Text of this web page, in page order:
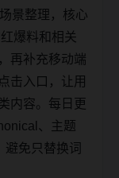
景整理，核心
爆料和相关
再补充移动端
击入口，让用
内容。每日更
、主题
避免只替换词